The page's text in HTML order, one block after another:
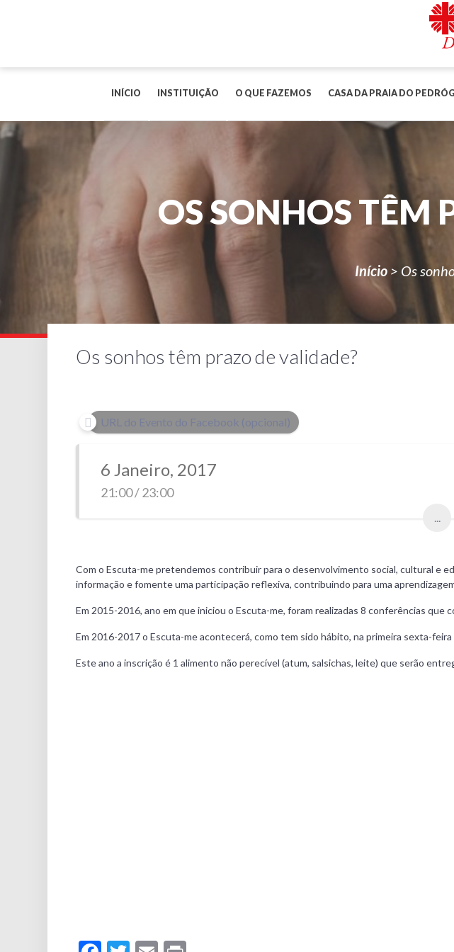
INÍCIO INSTITUIÇÃO O QUE FAZEMOS CASA DA PRAIA DO
OS SONHOS TÊM
Início > Os
Os sonhos têm prazo de validade?
URL do Evento do Facebook (opcional)
6 Janeiro, 2017
21:00 / 23:00
...
Com o Escuta-me pretendemos contribuir para o desenvolvimento social, cultural e
informação e fomente uma participação reflexiva, contribuindo para uma
Em 2015-2016, ano em que iniciou o Escuta-me, foram realizadas 8 conferências
Em 2016-2017 o Escuta-me acontecerá, como tem sido hábito, na primeira sexta-
Este ano a inscrição é 1 alimento não perecível (atum, salsichas, leite) que serão